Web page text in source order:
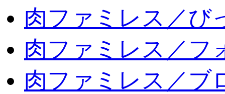
肉ファミレス／び
肉ファミレス／フ
肉ファミレス／ブ